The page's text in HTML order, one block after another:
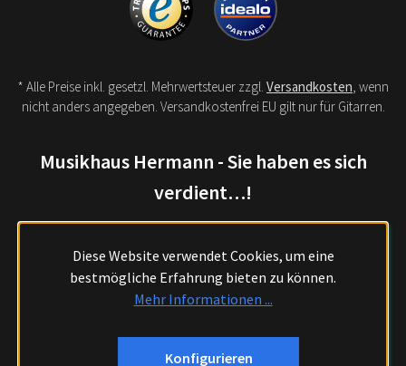
* Alle Preise inkl. gesetzl. Mehrwertsteuer zzgl. Versandkosten, wenn
nicht anders angegeben. Versandkostenfrei EU gilt nur für Gitarren.
Musikhaus Hermann - Sie haben es sich
verdient…!
Diese Website verwendet Cookies, um eine
bestmögliche Erfahrung bieten zu können.
Mehr Informationen ...
Konfigurieren